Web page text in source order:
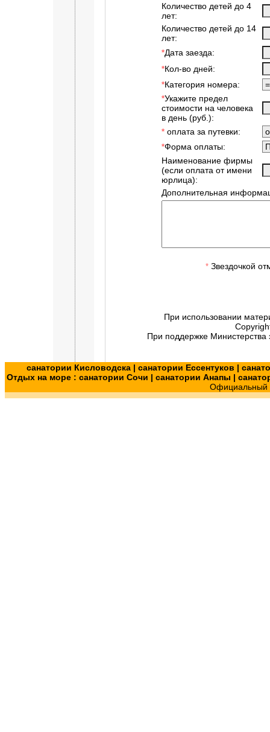
Количество детей до 4
лет:
Количество детей до 14
лет:
*Дата заезда:
*Кол-во дней:
*Категория номера:
*Укажите предел
стоимости на человека
в день (руб.):
*оплата за путевки:
*Форма оплаты:
Наименование фирмы
(если оплата от имени
юрлица):
Дополнительная
*Звездочкой
При использовании
При поддержке Министерства
санатории Кисловодска| санатории Ессентуков |
Отдых на море : санатории Сочи | санатории Анапы |
Официальный